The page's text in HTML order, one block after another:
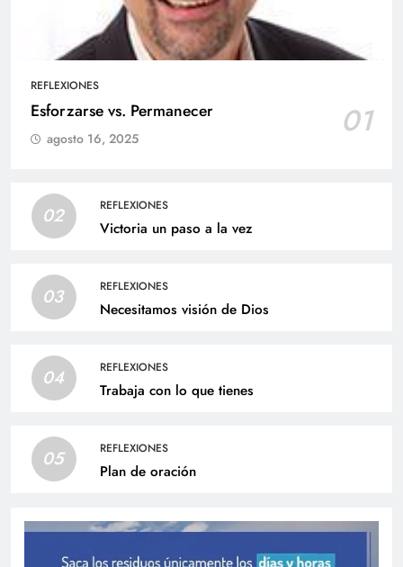
REFLEXIONES
Esforzarse vs. Permanecer 01
agosto 16, 2025
02 REFLEXIONES
Victoria un paso a la vez
03 REFLEXIONES
Necesitamos visión de Dios
04 REFLEXIONES
Trabaja con lo que tienes
05 REFLEXIONES
Plan de oración